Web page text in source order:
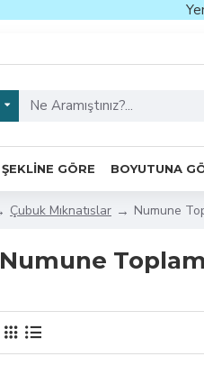
ŞEKLINE GÖRE BOYUTUNA
Çubuk Mıknatıslar Numune
Numune